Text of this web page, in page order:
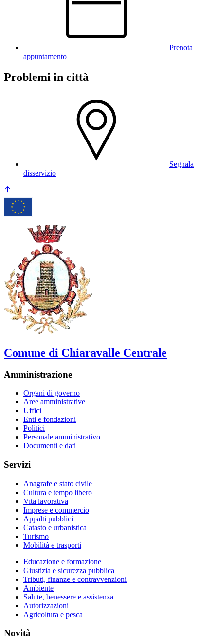
Prenota
appuntamento
Problemi in città
Segnala
disservizio
Comune di Chiaravalle Centrale
Amministrazione
Organi di governo
Aree amministrative
Uffici
Enti e fondazioni
Politici
Personale amministrativo
Documenti e dati
Servizi
Anagrafe e stato civile
Cultura e tempo libero
Vita lavorativa
Imprese e commercio
Appalti pubblici
Catasto e urbanistica
Turismo
Mobilità e trasporti
Educazione e formazione
Giustizia e sicurezza pubblica
Tributi, finanze e contravvenzioni
Ambiente
Salute, benessere e assistenza
Autorizzazioni
Agricoltura e pesca
Novità